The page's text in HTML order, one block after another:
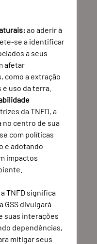
ao aderir à
se a identificar
a seus
afetar
como a extração
uso da terra.
da TNFD, a
no centro de sua
com políticas
e adotando
impactos
TNFD significa
GSS divulgará
suas interações
dependências,
mitigar seus